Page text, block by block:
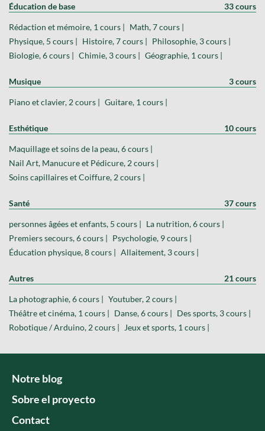
Éducation de base 33 cours
Rédaction et mémoire, 1 cours | Math, 7 cours |
Physique, 5 cours | Histoire, 7 cours | Philosophie, 3 cours |
Biologie, 6 cours | Chimie, 3 cours | Géographie, 1 cours |
Musique 3 cours
Piano et clavier, 2 cours | Guitare, 1 cours |
Esthétique 10 cours
Maquillage et soins de la peau, 6 cours |
Nail Art, Manucure et Pédicure, 2 cours |
Soins capillaires et Coiffure, 2 cours |
Santé 37 cours
personnes âgées et enfants, 5 cours | La nutrition, 6 cours |
Premiers secours, 6 cours | Psychologie, 9 cours |
Éducation physique, 8 cours | Allaitement, 3 cours |
Autres 21 cours
La photographie, 6 cours | Youtuber, 2 cours |
Théâtre et cinéma, 1 cours | Danse, 6 cours | Des sports, 3 cours |
Robotique / Arduino, 2 cours |
Jeux et sports, 1 cours |
Notre blog
Sobre el proyecto
Contact